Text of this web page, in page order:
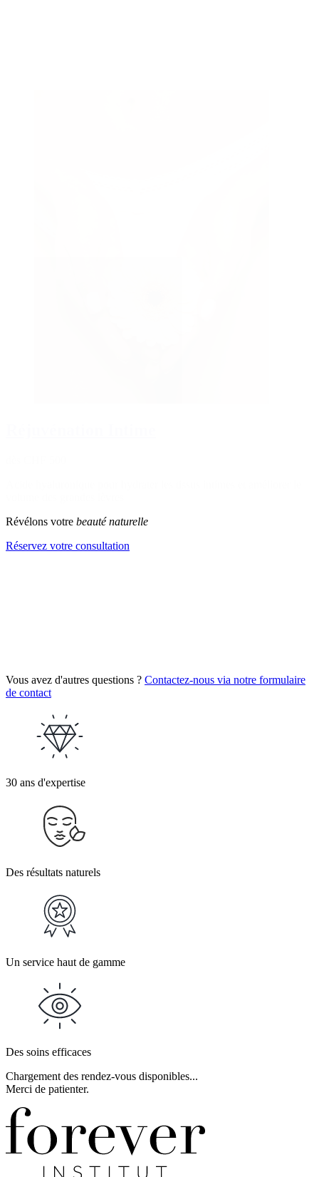
Révélons votre beauté naturelle
Réservez votre consultation
Vous avez d'autres questions ? Contactez-nous via notre formulaire
de contact
30 ans d'expertise
Des résultats naturels
Un service haut de gamme
Des soins efficaces
Chargement des rendez-vous disponibles...
Merci de patienter.